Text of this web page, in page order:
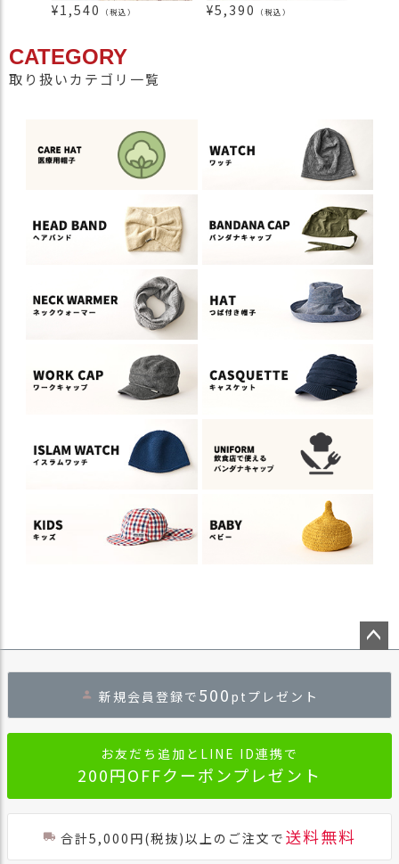
¥1,540 （税込） ¥5,390 （税込）
CATEGORY
取り扱いカテゴリ一覧
ジト
へ
新規会員登録で 500 ptプレゼント
お友だち追加とLINE ID連携で
200円OFFクーポンプレゼント
合計5,000円(税抜)以上のご注文で 送料無料